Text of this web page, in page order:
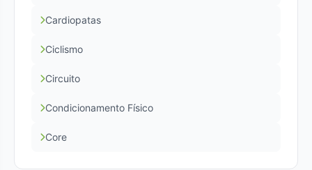
Cardiopatas
Ciclismo
Circuito
Condicionamento Físico
Core